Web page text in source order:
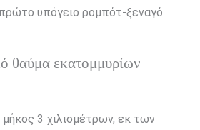
υπόγειο ρομπότ-ξεναγό
θαύμα εκατομμυρίων
μήκος 3 χιλιομέτρων, εκ των